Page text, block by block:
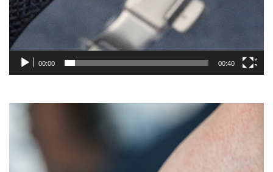
00:00 00:40